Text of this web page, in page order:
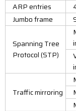
ARP entries
Jumbo frame
Spanning Tree
Protocol (STP)
Traffic mirroring